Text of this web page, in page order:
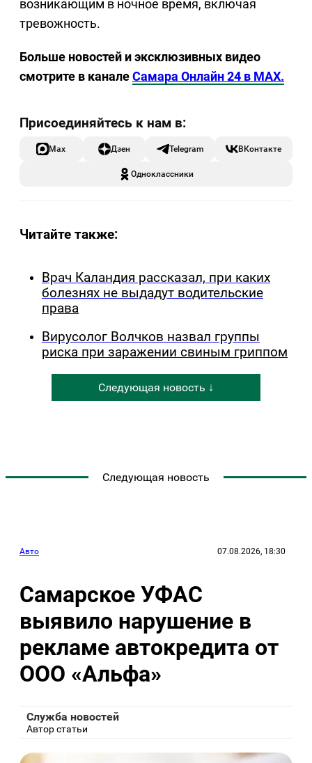
возникающим в ночное время, включая
тревожность.
Больше новостей и эксклюзивных видео
смотрите в каналеСамара Онлайн 24 в MAX.
Max Дзен Telegram ВКонтакте
Одноклассники
Читайте также:
Врач Каландия рассказал, при каких
болезнях не выдадут водительские
права
Вирусолог Волчков назвал группы
риска при заражении свиным гриппом
Следующая новость ↓
Следующая новость
Авто 07.08.2026, 18:30
Самарское УФАС
выявило нарушение в
рекламе автокредита от
ООО «Альфа»
Служба новостей
Автор статьи